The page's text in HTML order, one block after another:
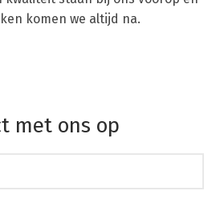
komen we altijd na.
met ons op